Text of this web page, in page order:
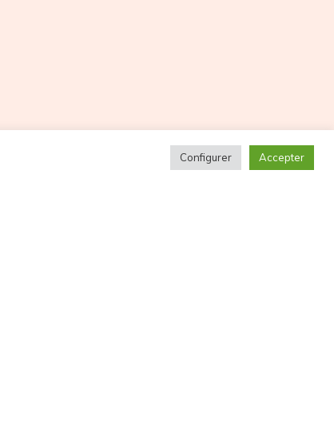
Configurer Accepter